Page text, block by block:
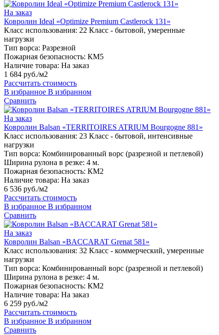
На заказ
Ковролин Ideal «Optimize Premium Castlerock 131»
Класс использования: 22 Класс - бытовой, умеренные
нагрузки
Тип ворса: Разрезной
Пожарная безопасность: КМ5
Наличие товара: На заказ
1 684 руб./м2
Рассчитать стоимость
В избранное В избранном
Сравнить
На заказ
Ковролин Balsan «TERRITOIRES ATRIUM Bourgogne 881»
Класс использования: 23 Класс - бытовой, интенсивные
нагрузки
Тип ворса: Комбинированный ворс (разрезной и петлевой)
Ширина рулона в резке: 4 м.
Пожарная безопасность: КМ2
Наличие товара: На заказ
6 536 руб./м2
Рассчитать стоимость
В избранное В избранном
Сравнить
На заказ
Ковролин Balsan «BACCARAT Grenat 581»
Класс использования: 32 Класс - коммерческий, умеренные
нагрузки
Тип ворса: Комбинированный ворс (разрезной и петлевой)
Ширина рулона в резке: 4 м.
Пожарная безопасность: КМ2
Наличие товара: На заказ
6 259 руб./м2
Рассчитать стоимость
В избранное В избранном
Сравнить